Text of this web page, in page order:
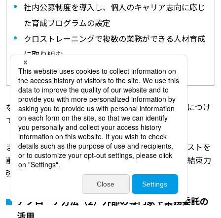
社内公募制度を導入し、個人のキャリア志向に応じ
た育成プログラムの設定
クロストレーニングで複数の業務ができる人材育成
に取り組む
短期集中の研修や専門資格の取得を支援する
などを取り入れることで、必要なスキルを素早く身につけ
てもらうことも可能です。
また、社内の人的リソースを活用することで採用コストを
削減しながら、社員のモチベーション向上と組織の結束力
強化も同時に実現できます。
アプローチ方法（2）外部の専門家や業務委託の
活用